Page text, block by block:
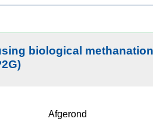
biological methanation
Afgerond